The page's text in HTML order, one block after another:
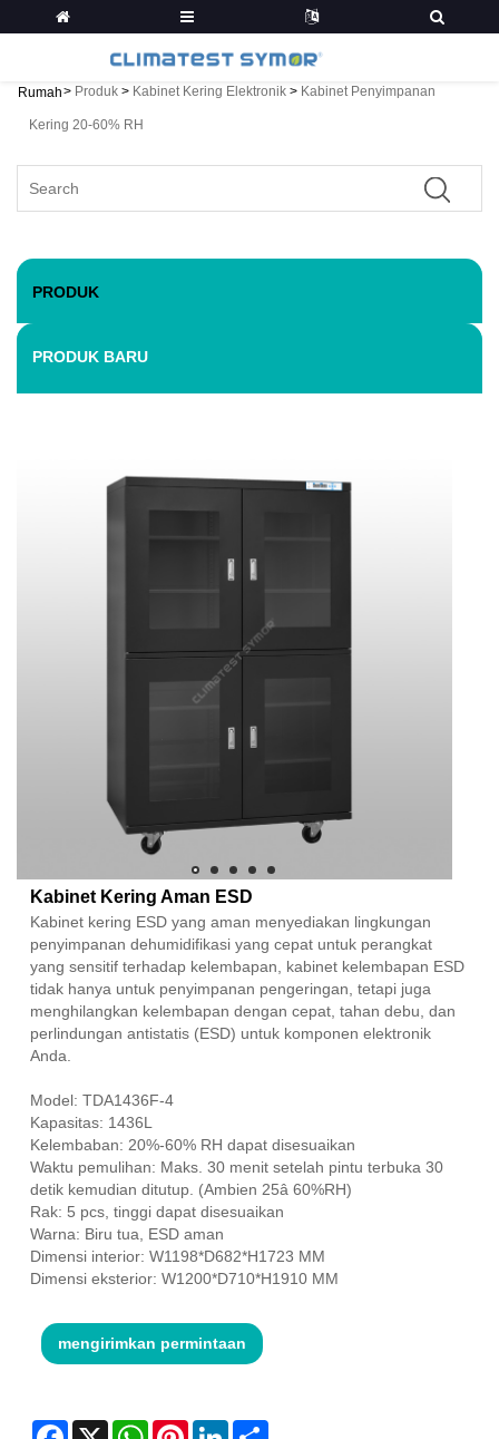
Rumah> Produk > Kabinet Kering Elektronik > Kabinet Penyimpanan
Kering 20-60% RH
PRODUK
PRODUK BARU
Kabinet Kering Aman ESD
Kabinet kering ESD yang aman menyediakan lingkungan
penyimpanan dehumidifikasi yang cepat untuk perangkat
yang sensitif terhadap kelembapan, kabinet kelembapan ESD
tidak hanya untuk penyimpanan pengeringan, tetapi juga
menghilangkan kelembapan dengan cepat, tahan debu, dan
perlindungan antistatis (ESD) untuk komponen elektronik
Anda.
Model: TDA1436F-4
Kapasitas: 1436L
Kelembaban: 20%-60% RH dapat disesuaikan
Waktu pemulihan: Maks. 30 menit setelah pintu terbuka 30
detik kemudian ditutup. (Ambien 25â 60%RH)
Rak: 5 pcs, tinggi dapat disesuaikan
Warna: Biru tua, ESD aman
Dimensi interior: W1198*D682*H1723 MM
Dimensi eksterior: W1200*D710*H1910 MM
mengirimkan permintaan
Facebook
X WhatsAppPinterestLinkedIn